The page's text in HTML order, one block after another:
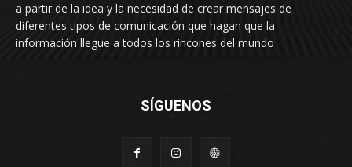
a partir de la idea y la necesidad de crear mensajes de
diferentes tipos de comunicación que hagan que la
información llegue a todos los rincones del mundo
SÍGUENOS